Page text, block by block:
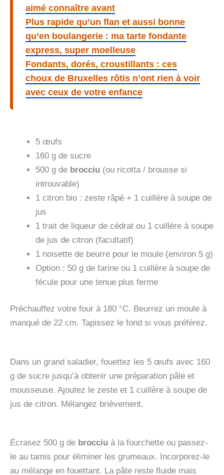
aimé connaître avant
Plus rapide qu’un flan et aussi bonne
qu’en boulangerie : ma tarte fondante
express, super moelleuse
Fondants, dorés, croustillants : ces
choux de Bruxelles rôtis n’ont rien à voir
avec ceux de votre enfance
5 œufs
160 g de sucre
500 g de brocciu (ou ricotta / brousse si
introuvable)
1 citron bio : zeste râpé + 1 cuillère à soupe de
jus
1 trait de liqueur de cédrat ou 1 cuillère à soupe
de jus de citron (facultatif)
1 noisette de beurre pour le moule (environ 5 g)
Option : 50 g de farine ou 1 cuillère à soupe de
fécule pour une tenue plus ferme
Préchauffez votre four à 180 °C. Beurrez un moule à
manqué de 22 cm. Tapissez le fond si vous préférez.
Dans un grand saladier, fouettez les 5 œufs avec 160
g de sucre jusqu’à obtenir une préparation pâle et
mousseuse. Ajoutez le zeste et 1 cuillère à soupe de
jus de citron. Mélangez brièvement.
Écrasez 500 g de brocciu à la fourchette ou passez-
le au tamis pour éliminer les grumeaux. Incorporez-le
au mélange en fouettant. La pâte reste fluide mais